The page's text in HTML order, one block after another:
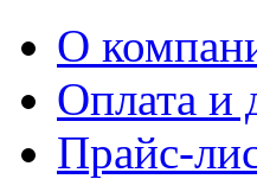
О
Оплата и
Прайс-